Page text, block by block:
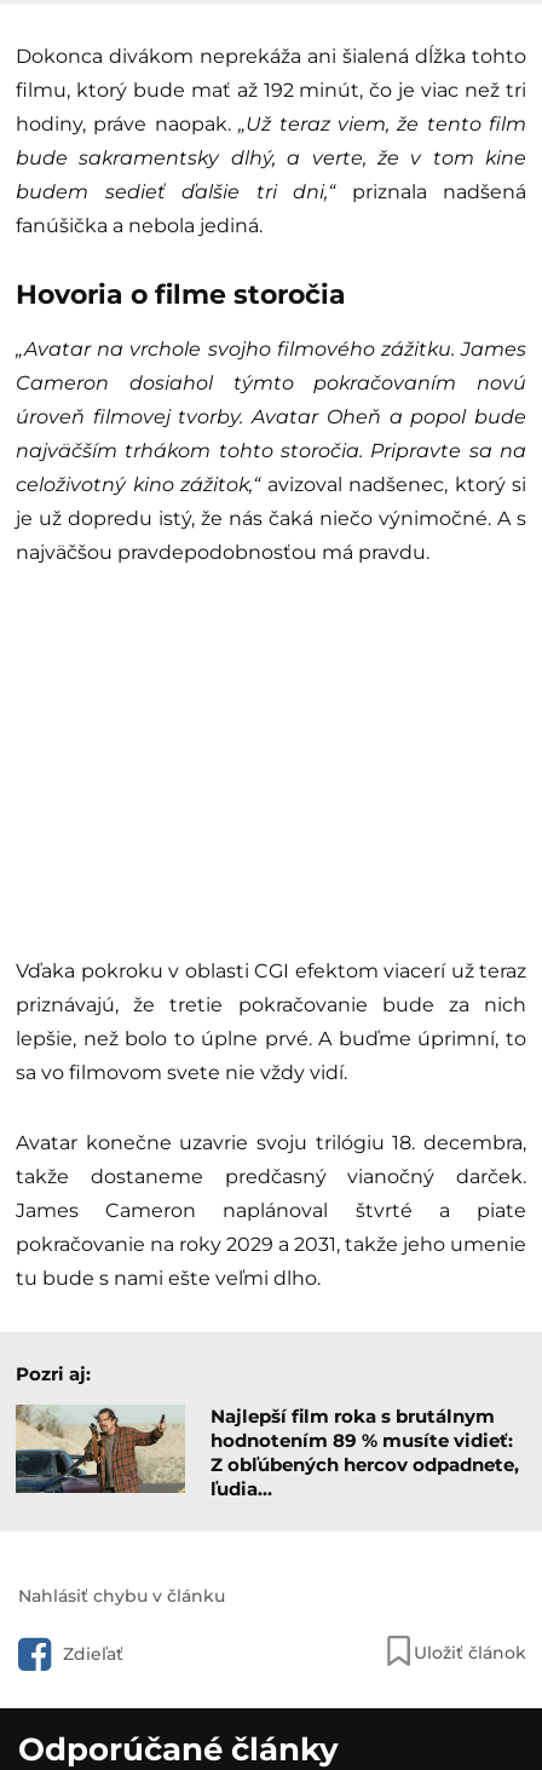
Dokonca divákom neprekáža ani šialená dĺžka tohto
filmu, ktorý bude mať až 192 minút, čo je viac než tri
hodiny, práve naopak.„Už teraz viem, že tento film
bude sakramentsky dlhý, a verte, že v tom kine
budem sedieť ďalšie tri dni,“priznala nadšená
fanúšička a nebola jediná.
Hovoria o filme storočia
„Avatar na vrchole svojho filmového zážitku. James
Cameron dosiahol týmto pokračovaním novú
úroveň filmovej tvorby. Avatar Oheň a popol bude
najväčším trhákom tohto storočia. Pripravte sa na
celoživotný kino zážitok,“avizoval nadšenec, ktorý si
je už dopredu istý, že nás čaká niečo výnimočné. A s
najväčšou pravdepodobnosťou má pravdu.
Vďaka pokroku v oblasti CGI efektom viacerí už teraz
priznávajú, že tretie pokračovanie bude za nich
lepšie, než bolo to úplne prvé. A buďme úprimní, to
sa vo filmovom svete nie vždy vidí.
Avatar konečne uzavrie svoju trilógiu 18. decembra,
takže dostaneme predčasný vianočný darček.
James Cameron naplánoval štvrté a piate
pokračovanie na roky 2029 a 2031, takže jeho umenie
tu bude s nami ešte veľmi dlho.
Pozri aj:
Najlepší film roka s brutálnym
hodnotením 89 % musíte vidieť:
Z obľúbených hercov odpadnete,
ľudia…
Nahlásiť chybu v článku
Zdieľať Uložiť článok
Odporúčané články